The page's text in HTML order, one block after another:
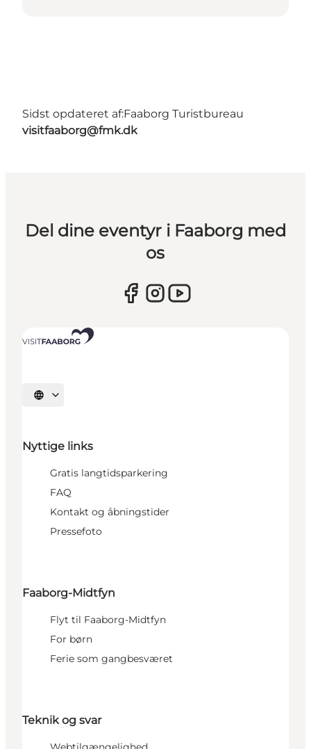
Sidst opdateret af:Faaborg Turistbureau
visitfaaborg@fmk.dk
Del dine eventyr i Faaborg med
os
Vælg sprog
Nyttige links
Gratis langtidsparkering
FAQ
Kontakt og åbningstider
Pressefoto
Faaborg-Midtfyn
Flyt til Faaborg-Midtfyn
For børn
Ferie som gangbesværet
Teknik og svar